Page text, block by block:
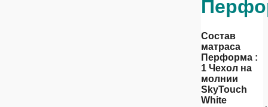
Состав
матраса
Перформа :
1 Чехол на
молнии
SkyTouch
White